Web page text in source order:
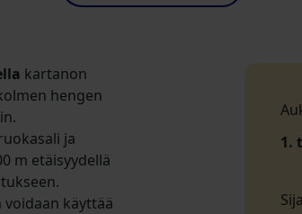
kartanon
hengen
ja
m etäisyydellä
käyttää
1.